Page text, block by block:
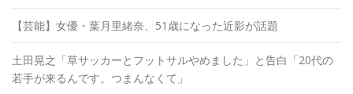
【芸能】女優・葉月里緒奈、51歳になった近影が話題
土田晃之「草サッカーとフットサルやめました」と告白「20代の
若手が来るんです。つまんなくて」